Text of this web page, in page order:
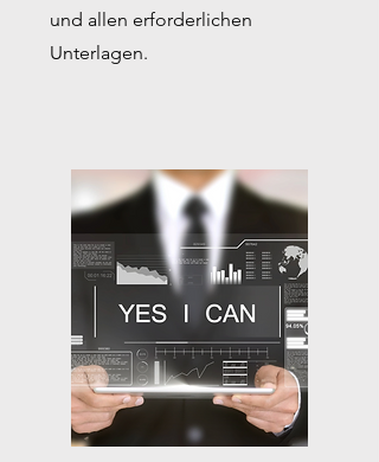
und allen erforderlichen
Unterlagen.